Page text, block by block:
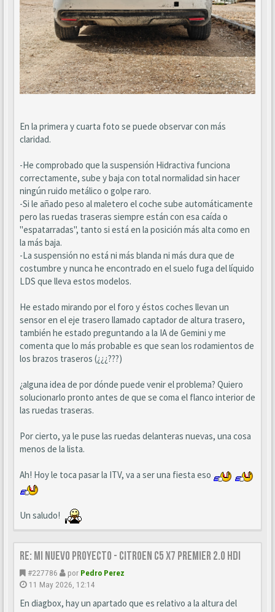
En la primera y cuarta foto se puede observar con más
claridad.
-He comprobado que la suspensión Hidractiva funciona
correctamente, sube y baja con total normalidad sin hacer
ningún ruido metálico o golpe raro.
-Si le añado peso al maletero el coche sube automáticamente
pero las ruedas traseras siempre están con esa caída o
"espatarradas", tanto si está en la posición más alta como en
la más baja.
-La suspensión no está ni más blanda ni más dura que de
costumbre y nunca he encontrado en el suelo fuga del líquido
LDS que lleva estos modelos.
He estado mirando por el foro y éstos coches llevan un
sensor en el eje trasero llamado captador de altura trasero,
también he estado preguntando a la IA de Gemini y me
comenta que lo más probable es que sean los rodamientos de
los brazos traseros (¿¿¿???)
¿alguna idea de por dónde puede venir el problema? Quiero
solucionarlo pronto antes de que se coma el flanco interior de
las ruedas traseras.
Por cierto, ya le puse las ruedas delanteras nuevas, una cosa
menos de la lista.
Ah! Hoy le toca pasar la ITV, va a ser una fiesta eso
Un saludo!
Re: Mi nuevo proyecto - Citroen C5 X7 Premier 2.0 HDi
#227786 por Pedro Perez
11 May 2026, 12:14
En diagbox, hay un apartado que es relativo a la altura del